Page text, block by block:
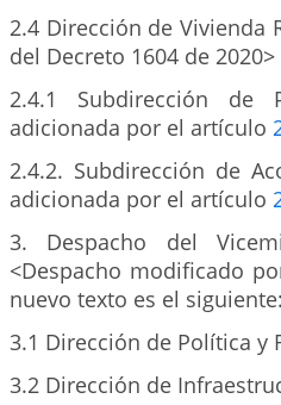
2.4 Dirección de
del Decreto 1604 de 2020>
2.4.1 Subdirección de
adicionada por el artículo
2.4.2. Subdirección de
adicionada por el artículo
3. Despacho del
<Despacho modificado
nuevo texto es el
3.1 Dirección de Política y
3.2 Dirección de